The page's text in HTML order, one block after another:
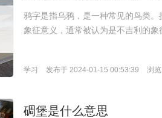
鸦字是指乌鸦，是一种常见的鸟类
象征意义，通常被认为是不吉利的
学习 发布于 2024-01-15 00:53:39 浏
碉堡是什么意思